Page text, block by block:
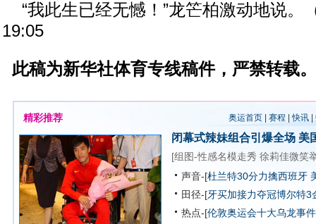
“我此生已经无憾！”龙笀柏激动地说。
19:05
此稿为新华社体育专线稿件，严禁转载。
精彩推荐 奥运首页| 赛程 |快讯|
闭幕式辣妹组合引爆全场 美
[组图-性感名模走秀 徐莉佳微笑
声音-[杜兰特30分力擒西班牙
田径-[牙买加接力夺冠博尔特3
热点-[伦敦奥运会十大乌龙事件